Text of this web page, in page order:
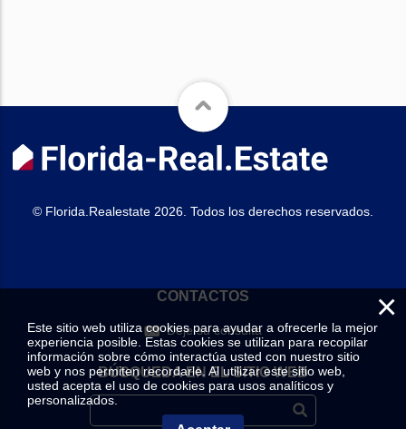
© Florida.Realestate 2026. Todos los derechos reservados.
CONTACTOS
Deje su consulta
BÚSQUEDA EN EL SITIO WEB
×
Este sitio web utiliza cookies para ayudar a ofrecerle la mejor
experiencia posible. Estas cookies se utilizan para recopilar
información sobre cómo interactúa usted con nuestro sitio
web y nos permiten recordarle. Al utilizar este sitio web,
usted acepta el uso de cookies para usos analíticos y
personalizados.